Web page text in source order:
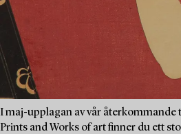
I maj-upplagan av vår återkommande
Prints and Works of art finner du ett